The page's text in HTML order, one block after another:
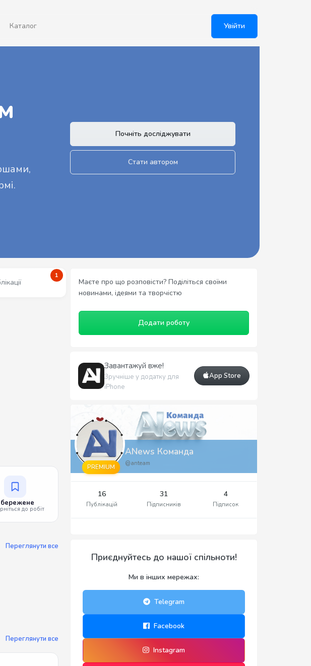
Каталог Увійти
Почніть досліджувати
Стати автором
1
до робіт
Переглянути все
Переглянути все
Маєте про що розповісти? Поділіться своїми
новинами, ідеями та творчістю
Додати роботу
Завантажуй вже!
Зручніше у додатку для
iPhone
App Store
PREMIUM
ANews Команда
@anteam
16
Публікацій
31
Підписників
4
Підписок
Приєднуйтесь до нашої спільноти!
Ми в інших мережах:
Telegram
Facebook
Instagram